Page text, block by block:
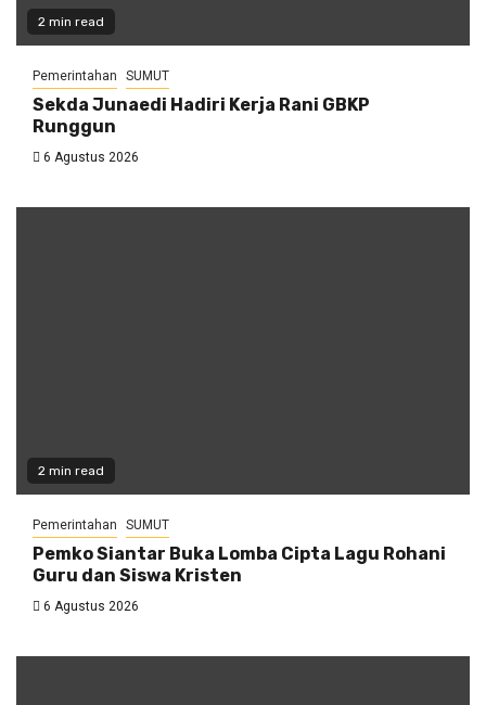
2 min read
Pemerintahan SUMUT
Sekda Junaedi Hadiri Kerja Rani GBKP
Runggun
6 Agustus 2026
2 min read
Pemerintahan SUMUT
Pemko Siantar Buka Lomba Cipta Lagu Rohani
Guru dan Siswa Kristen
6 Agustus 2026